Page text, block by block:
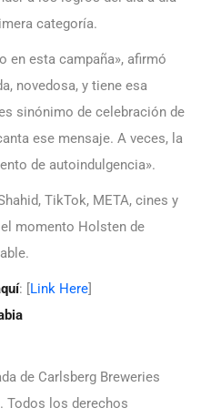
categoría.
en esta campaña», afirmó
novedosa, y tiene esa
sinónimo de celebración de
ese mensaje. A veces, la
de autoindulgencia».
TikTok, META, cines y
momento Holsten de
: [Link Here]
de Carlsberg Breweries
Todos los derechos